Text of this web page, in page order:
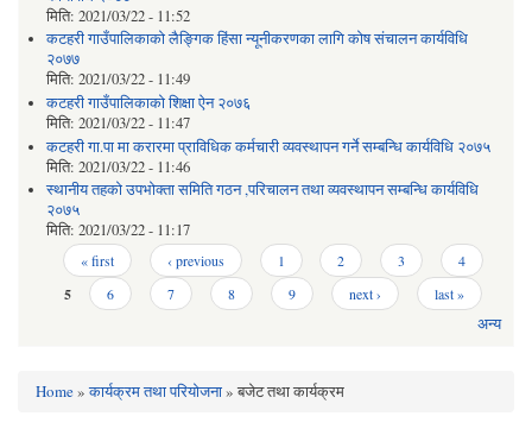
मिति: 2021/03/22 - 11:52
कटहरी गाउँपालिकाको लैङ्गिक हिंसा न्यूनीकरणका लागि कोष संचालन कार्यविधि
२०७७
मिति: 2021/03/22 - 11:49
कटहरी गाउँपालिकाको शिक्षा ऐन २०७६
मिति: 2021/03/22 - 11:47
कटहरी गा.पा मा करारमा प्राविधिक कर्मचारी व्यवस्थापन गर्ने सम्बन्धि कार्यविधि २०७५
मिति: 2021/03/22 - 11:46
स्थानीय तहको उपभोक्ता समिति गठन ,परिचालन तथा व्यवस्थापन सम्बन्धि कार्यविधि
२०७५
मिति: 2021/03/22 - 11:17
Pages « first ‹ previous 1 2 3 4
5 6 7 8 9 next › last »
अन्य
You are here
Home»कार्यक्रम तथा परियोजना» बजेट तथा कार्यक्रम